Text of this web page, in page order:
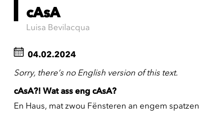
cAsA
Luisa Bevilacqua
04.02.2024
Sorry, there’s no English version of this text.
cAsA?! Wat ass eng cAsA?
En Haus, mat zwou Fënsteren an engem spatzen